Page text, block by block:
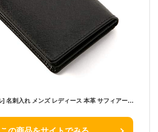
[スタイルイコール] 名刺入れ メンズ レディース 本革 サフィアーノ レザー 取り出しやすい 名刺ケース カードケース カード入れ 大容量 50枚収納 ブラック